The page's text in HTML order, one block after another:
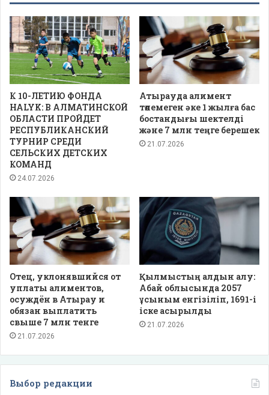
К 10-ЛЕТИЮ ФОНДА
HALYK: В АЛМАТИНСКОЙ
ОБЛАСТИ ПРОЙДЕТ
РЕСПУБЛИКАНСКИЙ
ТУРНИР СРЕДИ
СЕЛЬСКИХ ДЕТСКИХ
КОМАНД
24.07.2026
Атырауда алимент
төлемеген әке 1 жылға бас
бостандығы шектелді
және 7 млн теңге берешек
21.07.2026
Отец, уклонявшийся от
уплаты алиментов,
осуждён в Атырау и
обязан выплатить
свыше 7 млн тенге
21.07.2026
Қылмыстың алдын алу:
Абай облысында 2057
ұсыным енгізіліп, 1691-і
іске асырылды
21.07.2026
Выбор редакции